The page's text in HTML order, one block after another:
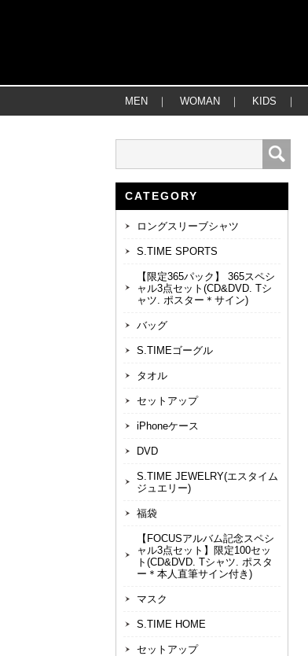
MEN ｜ WOMAN ｜ KIDS ｜
CATEGORY
ロングスリーブシャツ
S.TIME SPORTS
【限定365パック】 365スペシ
ャル3点セット(CD&DVD. Tシ
ャツ. ポスター＊サイン)
バッグ
S.TIMEゴーグル
タオル
セットアップ
iPhoneケース
DVD
S.TIME JEWELRY(エスタイム
ジュエリー)
福袋
【FOCUSアルバム記念スペシ
ャル3点セット】限定100セッ
ト(CD&DVD. Tシャツ. ポスタ
ー＊本人直筆サイン付き)
マスク
S.TIME HOME
セットアップ